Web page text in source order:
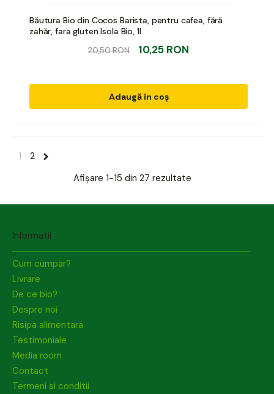
Băutura Bio din Cocos Barista, pentru cafea, fără
zahăr, fara gluten Isola Bio, 1l
20,50 RON 10,25 RON
Adaugă în coș
1
2
Afișare 1-15 din 27 rezultate
Informatii
Cum cumpar?
Livrare
De ce bio?
Despre noi
Risipa alimentara
Testimoniale
Media room
Contact
Termeni si conditii